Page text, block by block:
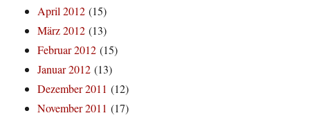
April 2012 (15)
März 2012 (13)
Februar 2012 (15)
Januar 2012 (13)
Dezember 2011 (12)
November 2011 (17)